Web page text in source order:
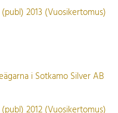
2013 (Vuosikertomus)
i Sotkamo Silver AB
2012 (Vuosikertomus)